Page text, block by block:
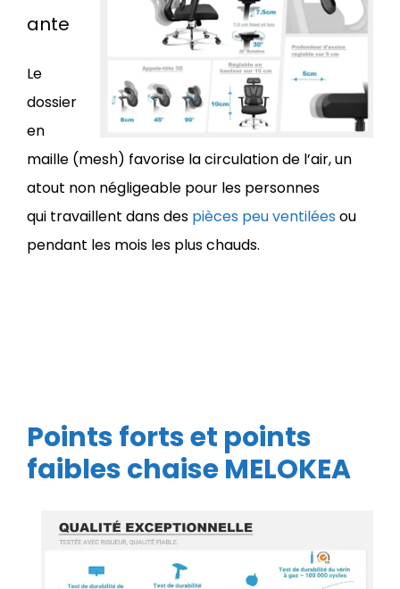
ante
Le
dossier
en
maille (mesh) favorise la circulation de l’air, un
atout non négligeable pour les personnes
qui travaillent dans des pièces peu ventilées ou
pendant les mois les plus chauds.
Points forts et points
faibles chaise MELOKEA